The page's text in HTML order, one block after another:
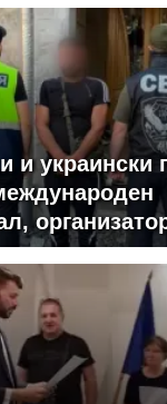
и украински
у нас